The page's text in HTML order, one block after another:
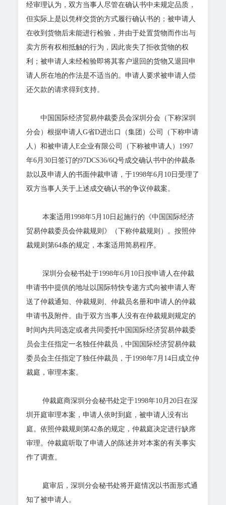
经审理认为，双方当事人尽管在确认书中未规定品质，
但实际上是以凭样交货的方式履行确认书的；被申请人
在收到货物后未能进行检验，并由于处置货物而作出与
卖方所有权相抵触的行为，因此丧失了拒收货物的权
利；被申请人未经检验即将其客户退回的货物又退回申
请人所在地的作法是不适当的。申请人要求被申请人偿
还欠款的请求得到支持。
中国国际经济贸易仲裁委员会深圳分会（下称深圳
分会）根据申请人G省D进出口（集团）公司（下称申请
人）和被申请人E企业有限公司（下称被申请人）1997
年6月30日签订的97DCS36/6Q号成交确认书中的仲裁条
款以及申请人的书面仲裁申请，于1998年6月10日受理了
双方当事人关于上述成交确认书的争议仲裁案。
本案适用1998年5月10日起施行的《中国国际经济
贸易仲裁委员会仲裁规则》（下称仲裁规则）。按照仲
裁规则第64条的规定，本案适用简易程序。
深圳分会秘书处于1998年6月10日按申请人在仲裁
申请书中提供的地址以国际特快专递方式向被申请人寄
送了仲裁通知、仲裁规则、仲裁员名册和申请人的仲裁
申请书及附件。由于双方当事人没有在仲裁规则规定的
时间内共同选定或者共同委托中国国际经济贸易仲裁委
员会主任指定一名独任仲裁员，中国国际经济贸易仲裁
委员会主任指定了独任仲裁员，于1998年7月14日成立仲
裁庭，审理本案。
仲裁庭商深圳分会秘书处定于1998年10月20日在深
圳开庭审理本案，申请人依时到庭，被申请人没有出
庭。依照仲裁规则第42条的规定，仲裁庭决定进行缺席
审理。仲裁庭听取了申请人的陈述并对本案的有关事实
作了调查。
庭审后，深圳分会秘书处将开庭情况以书面形式通
知了被申请人。